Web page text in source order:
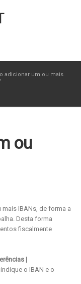
adicionar um ou mais
ou
mais IBANs, de forma a
Desta forma
fiscalmente
|
indique o IBAN e o